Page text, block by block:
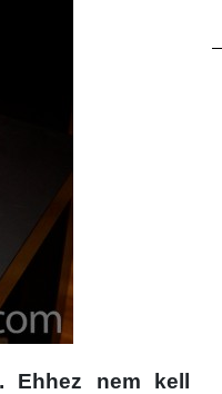
Ehhez nem kell